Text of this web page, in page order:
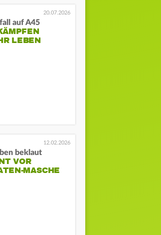
20.07.2026
auf A45
LEBEN
12.02.2026
beklaut
VOR
MASCHE